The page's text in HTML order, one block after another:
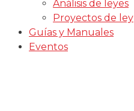
Análisis de leyes
Proyectos de ley
Guías y Manuales
Eventos